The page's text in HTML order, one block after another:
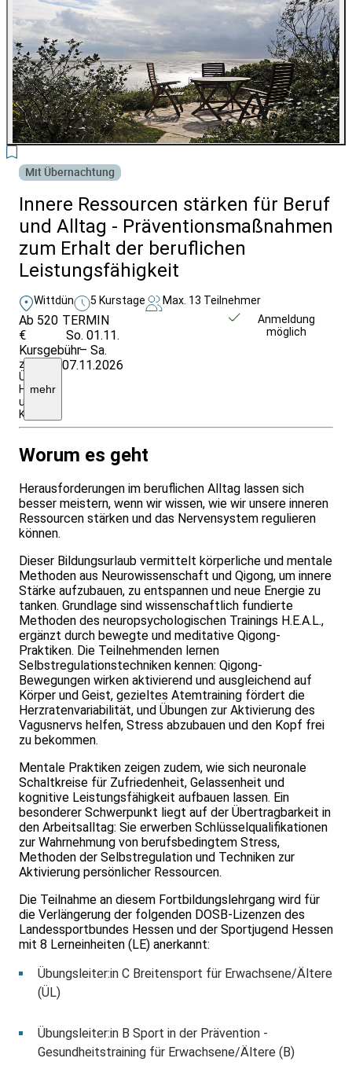
Mit Übernachtung
Innere Ressourcen stärken für Beruf
und Alltag - Präventionsmaßnahmen
zum Erhalt der beruflichen
Leistungsfähigkeit
Wittdün 5 Kurstage Max. 13 Teilnehmer
Ab 520
€
Kursgebühr
zzgl.
Übernachtungskosten,
Halbpension
und
Kurtaxe
mehr
TERMIN
So. 01.11.
– Sa.
07.11.2026
Anmeldung
möglich
Worum es geht
Herausforderungen im beruflichen Alltag lassen sich
besser meistern, wenn wir wissen, wie wir unsere inneren
Ressourcen stärken und das Nervensystem regulieren
können.
Dieser Bildungsurlaub vermittelt körperliche und mentale
Methoden aus Neurowissenschaft und Qigong, um innere
Stärke aufzubauen, zu entspannen und neue Energie zu
tanken. Grundlage sind wissenschaftlich fundierte
Methoden des neuropsychologischen Trainings H.E.A.L.,
ergänzt durch bewegte und meditative Qigong-
Praktiken. Die Teilnehmenden lernen
Selbstregulationstechniken kennen: Qigong-
Bewegungen wirken aktivierend und ausgleichend auf
Körper und Geist, gezieltes Atemtraining fördert die
Herzratenvariabilität, und Übungen zur Aktivierung des
Vagusnervs helfen, Stress abzubauen und den Kopf frei
zu bekommen.
Mentale Praktiken zeigen zudem, wie sich neuronale
Schaltkreise für Zufriedenheit, Gelassenheit und
kognitive Leistungsfähigkeit aufbauen lassen. Ein
besonderer Schwerpunkt liegt auf der Übertragbarkeit in
den Arbeitsalltag: Sie erwerben Schlüsselqualifikationen
zur Wahrnehmung von berufsbedingtem Stress,
Methoden der Selbstregulation und Techniken zur
Aktivierung persönlicher Ressourcen.
Die Teilnahme an diesem Fortbildungslehrgang wird für
die Verlängerung der folgenden DOSB-Lizenzen des
Landessportbundes Hessen und der Sportjugend Hessen
mit 8 Lerneinheiten (LE) anerkannt:
Übungsleiter:in C Breitensport für Erwachsene/Ältere
(ÜL)
Übungsleiter:in B Sport in der Prävention -
Gesundheitstraining für Erwachsene/Ältere (B)